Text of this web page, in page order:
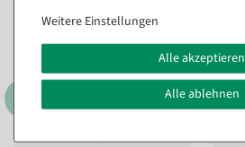
Weitere Einstellungen
Alle akzeptieren
Alle ablehnen